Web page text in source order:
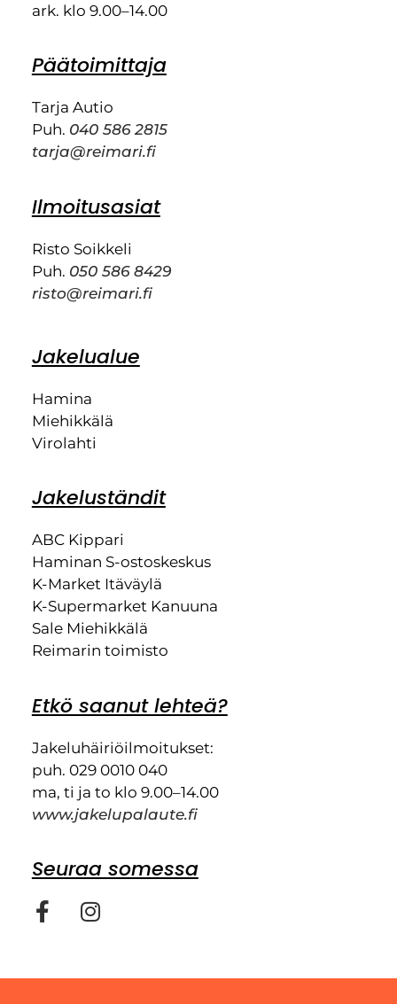
ark. klo 9.00–14.00
Päätoimittaja
Tarja Autio
Puh. 040 586 2815
tarja@reimari.fi
Ilmoitusasiat
Risto Soikkeli
Puh. 050 586 8429
risto@reimari.fi
Jakelualue
Hamina
Miehikkälä
Virolahti
Jakeluständit
ABC Kippari
Haminan S-ostoskeskus
K-Market Itäväylä
K-Supermarket Kanuuna
Sale Miehikkälä
Reimarin toimisto
Etkö saanut lehteä?
Jakeluhäiriöilmoitukset:
puh. 029 0010 040
ma, ti ja to klo 9.00–14.00
www.jakelupalaute.fi
Seuraa somessa